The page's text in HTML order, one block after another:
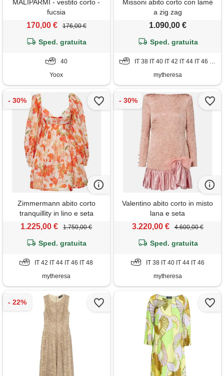
MALÌPARMI - vestito corto -
fucsia
170,00 € 176,00 €
Sped. gratuita
40
Yoox
Missoni abito corto con lamé
a zig zag
1.090,00 €
Sped. gratuita
IT 38 IT 40 IT 42 IT 44 IT 46 IT 48
mytheresa
Zimmermann abito corto
tranquillity in lino e seta
1.225,00 € 1.750,00 €
Sped. gratuita
IT 42 IT 44 IT 46 IT 48
mytheresa
Valentino abito corto in misto
lana e seta
3.220,00 € 4.600,00 €
Sped. gratuita
IT 38 IT 40 IT 44 IT 46
mytheresa